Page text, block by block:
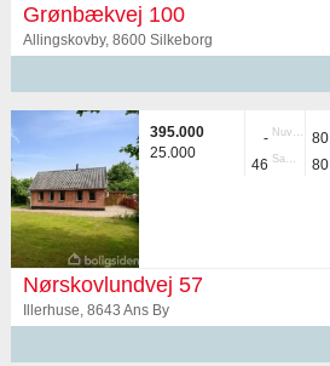
Grønbækvej 100
Allingskovby, 8600 Silkeborg
395.000
25.000
- Nuvær.
46 Samlet
80
80
Nørskovlundvej 57
Illerhuse, 8643 Ans By